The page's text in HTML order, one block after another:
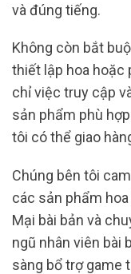
và đúng tiếng.
Không còn bắt
thiết lập hoa hoặc
chỉ việc truy cập
sản phẩm phù
tôi có thể giao
Chúng bên tôi
các sản phẩm
Mại bài bản và
ngũ nhân viên bài
sàng bổ trợ game